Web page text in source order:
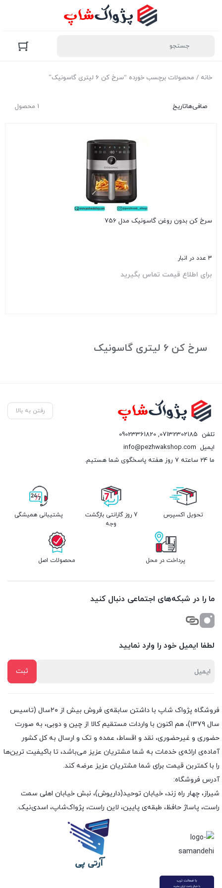
خانه / محصولات برچسب خورده “سرخ کن 6 لیتری گاسونیک”
1 محصول صافی‌هاتاریخ
سرخ کن بدون روغن گاسونیک مدل 756
3 عدد در انبار
برای اطلاع قیمت تماس بگیرید
سرخ کن 6 لیتری گاسونیک
رفتن به بالا
تلفن 07132302185
,
09023361820
ایمیل info@pezhwakshop.com
ما 24 ساعته 7 روز هفته پاسخگوی شما هستیم.
تحویل اکسپرس
7 روز گارانتی بازگشت
وجه
پشتیبانی همیشگی
پرداخت در محل محصولات اصل
ما را در شبکه‌های اجتماعی دنبال کنید
لطفا ایمیل خود را وارد نمایید
فروشگاه پژواک شاپ با داشتن سابقه‌ی فروش بیش از ۲۰سال (تاسیس
سال ۱۳۷۹)، هم اکنون با واردات مستقیم کالا از چین و دوبی، به صورت
حضوری و غیرحضوری، نقد و اقساط، عمده و تک و ارسال به کل کشور
آماده‌ی ارائه‌ی خدمات به شما مشتریان عزیز می‌باشد، تا باکیفیت ترین‌ها
را با کمتربن قیمت برای شما مشتریان عزیز عرضه کند.
آدرس فروشگاه:
شیراز، چهار راه زند، خیابان توحید(داریوش)، نبش خیابان اهلی سمت
راست، پاساژ حافظ، طبقه‌ی پایین، لاین راست، پژواک‌شاپ، اسدی‌نیک.